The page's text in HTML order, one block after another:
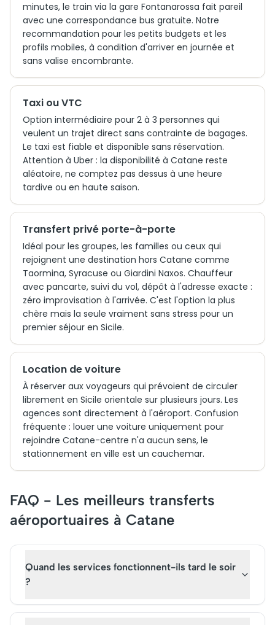
minutes, le train via la gare Fontanarossa fait pareil
avec une correspondance bus gratuite. Notre
recommandation pour les petits budgets et les
profils mobiles, à condition d'arriver en journée et
sans valise encombrante.
Taxi ou VTC
Option intermédiaire pour 2 à 3 personnes qui
veulent un trajet direct sans contrainte de bagages.
Le taxi est fiable et disponible sans réservation.
Attention à Uber : la disponibilité à Catane reste
aléatoire, ne comptez pas dessus à une heure
tardive ou en haute saison.
Transfert privé porte-à-porte
Idéal pour les groupes, les familles ou ceux qui
rejoignent une destination hors Catane comme
Taormina, Syracuse ou Giardini Naxos. Chauffeur
avec pancarte, suivi du vol, dépôt à l'adresse exacte :
zéro improvisation à l'arrivée. C'est l'option la plus
chère mais la seule vraiment sans stress pour un
premier séjour en Sicile.
Location de voiture
À réserver aux voyageurs qui prévoient de circuler
librement en Sicile orientale sur plusieurs jours. Les
agences sont directement à l'aéroport. Confusion
fréquente : louer une voiture uniquement pour
rejoindre Catane-centre n'a aucun sens, le
stationnement en ville est un cauchemar.
FAQ - Les meilleurs transferts
aéroportuaires à Catane
Quand les services fonctionnent-ils tard le soir
?